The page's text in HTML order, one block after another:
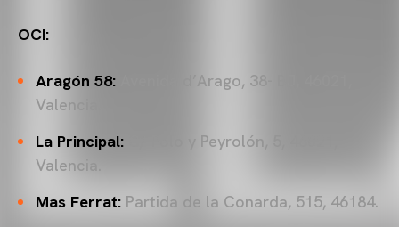
OCI:
Aragón 58: Avenida d’Arago, 38- BJ, 46021,
Valencia.
La Principal: C/ Polo y Peyrolón, 5, 46021,
Valencia.
Mas Ferrat: Partida de la Conarda, 515, 46184.